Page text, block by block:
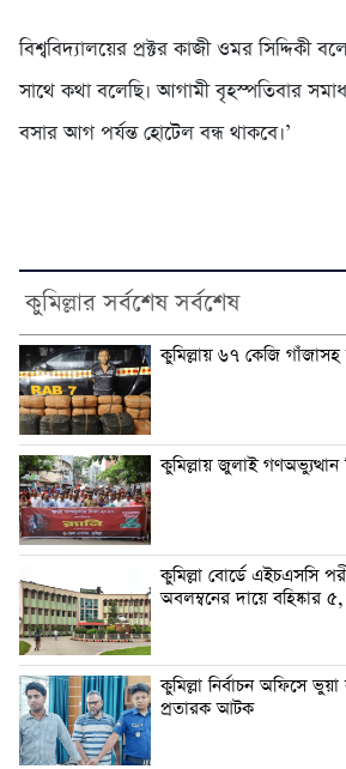
বিশ্ববিদ্যালয়ের প্রক্টর কাজী ওমর সিদ্দিকী
সাথে কথা বলেছি। আগামী বৃহস্পতিবার
বসার আগ পর্যন্ত হোটেল বন্ধ থাকবে।’
কুমিল্লার সর্বশেষ সর্বশেষ
কুমিল্লায় ৬৭ কেজি
কুমিল্লায় জুলাই
কুমিল্লা বোর্ডে এইচএসসি
অবলম্বনের দায়ে বহিষ্কার
কুমিল্লা নির্বাচন অফিসে
প্রতারক আটক